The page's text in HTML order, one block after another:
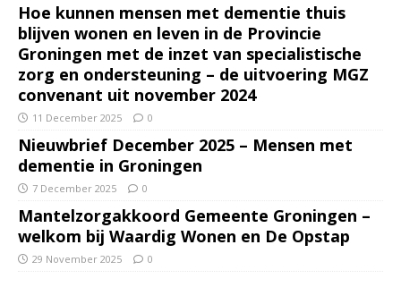
Hoe kunnen mensen met dementie thuis
blijven wonen en leven in de Provincie
Groningen met de inzet van specialistische
zorg en ondersteuning – de uitvoering MGZ
convenant uit november 2024
11 December 2025 0
Nieuwbrief December 2025 – Mensen met
dementie in Groningen
7 December 2025 0
Mantelzorgakkoord Gemeente Groningen –
welkom bij Waardig Wonen en De Opstap
29 November 2025 0